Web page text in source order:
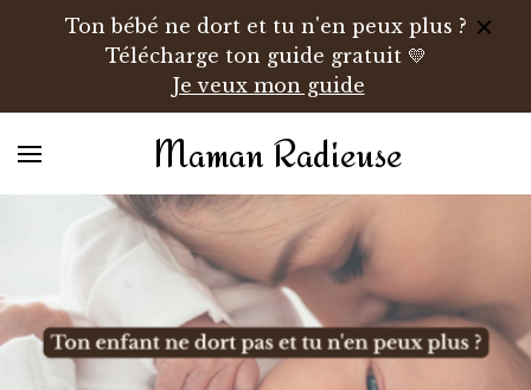
Ton bébé ne dort et tu n'en peux plus ?
Télécharge ton guide gratuit 💛
Je veux mon guide
Maman Radieuse